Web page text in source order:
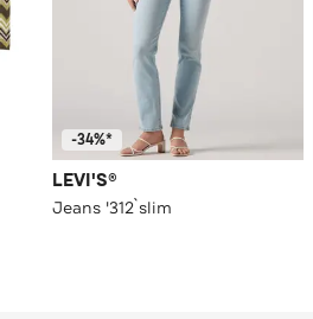
-34%*
LEVI'S®
Jeans '312`slim